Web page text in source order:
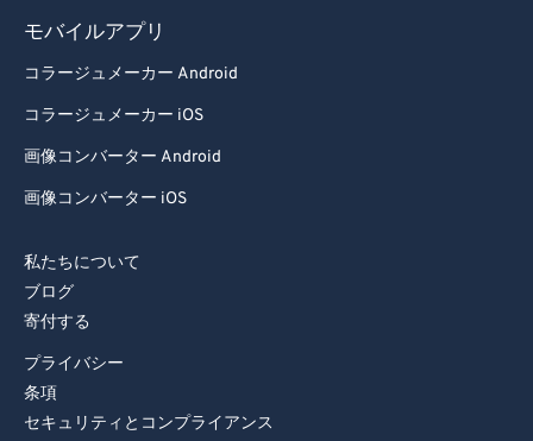
モバイルアプリ
コラージュメーカー Android
コラージュメーカー iOS
画像コンバーター Android
画像コンバーター iOS
私たちについて
ブログ
寄付する
プライバシー
条項
セキュリティとコンプライアンス